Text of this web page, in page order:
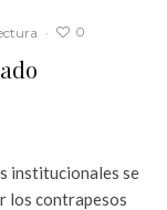
· 0
institucionales se
los contrapesos